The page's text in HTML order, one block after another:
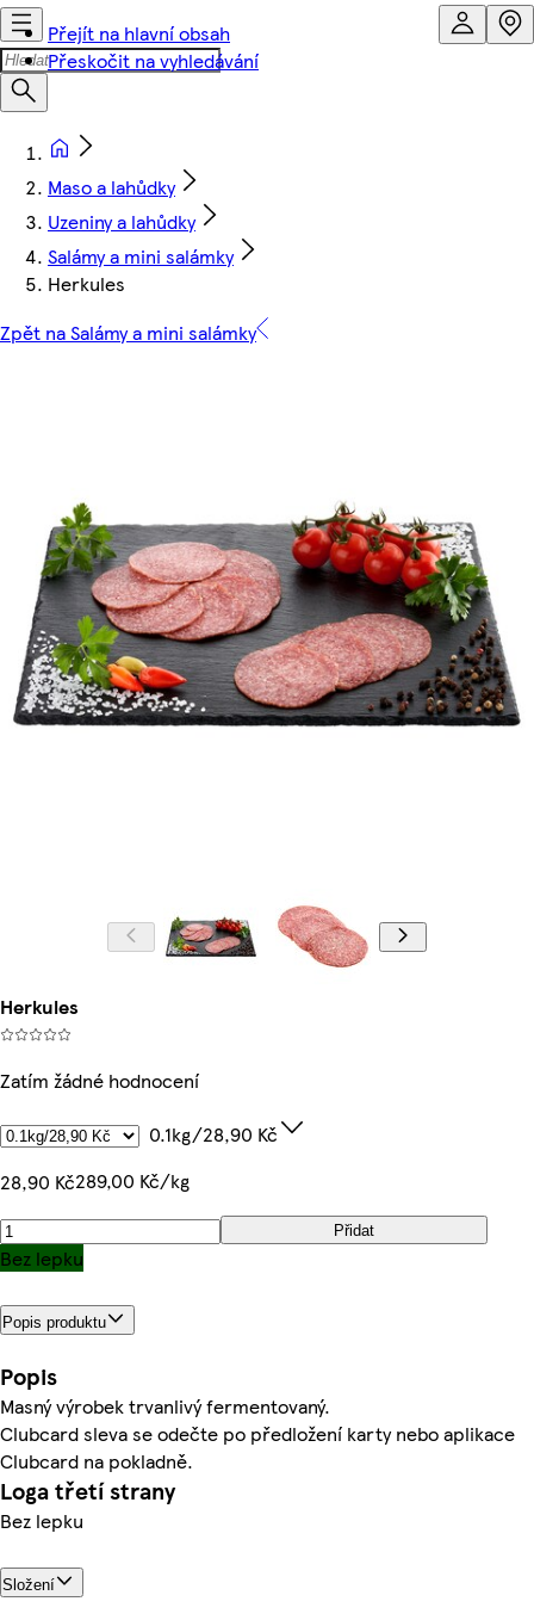
Přejít na hlavní obsah
Přeskočit na vyhledávání
Maso a lahůdky
Uzeniny a lahůdky
Salámy a mini salámky
Herkules
Zpět na Salámy a mini salámky
Herkules
Zatím žádné hodnocení
0.1kg/28,90 Kč
28,90 Kč289,00 Kč/kg
Přidat
Bez lepku
Popis produktu
Popis
Masný výrobek trvanlivý fermentovaný.
Clubcard sleva se odečte po předložení karty nebo aplikace
Clubcard na pokladně.
Loga třetí strany
Bez lepku
Složení